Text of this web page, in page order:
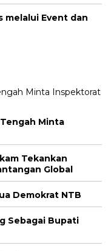
melalui Event dan
Minta
Tekankan
Global
Demokrat NTB
Sebagai Bupati